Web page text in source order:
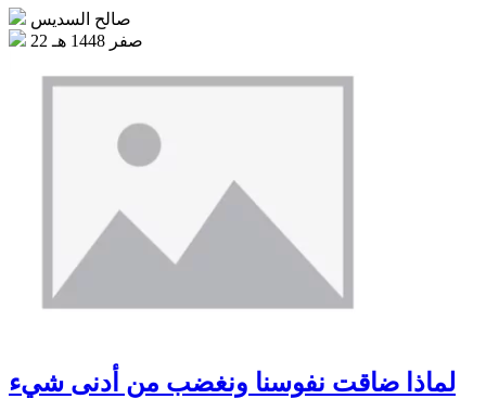
صالح السديس
22 صفر 1448 هـ
لماذا ضاقت نفوسنا ونغضب من أدنى شيء